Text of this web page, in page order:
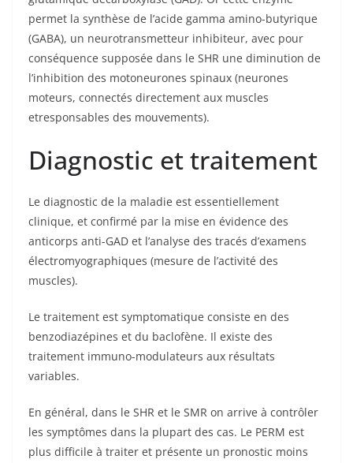
permet la synthèse de l’acide gamma amino-butyrique
(GABA), un neurotransmetteur inhibiteur, avec pour
conséquence supposée dans le SHR une diminution de
l’inhibition des motoneurones spinaux (neurones
moteurs, connectés directement aux muscles
etresponsables des mouvements).
Diagnostic et traitement
Le diagnostic de la maladie est essentiellement
clinique, et confirmé par la mise en évidence des
anticorps anti-GAD et l’analyse des tracés d’examens
électromyographiques (mesure de l’activité des
muscles).
Le traitement est symptomatique consiste en des
benzodiazépines et du baclofène. Il existe des
traitement immuno-modulateurs aux résultats
variables.
En général, dans le SHR et le SMR on arrive à contrôler
les symptômes dans la plupart des cas. Le PERM est
plus difficile à traiter et présente un pronostic moins